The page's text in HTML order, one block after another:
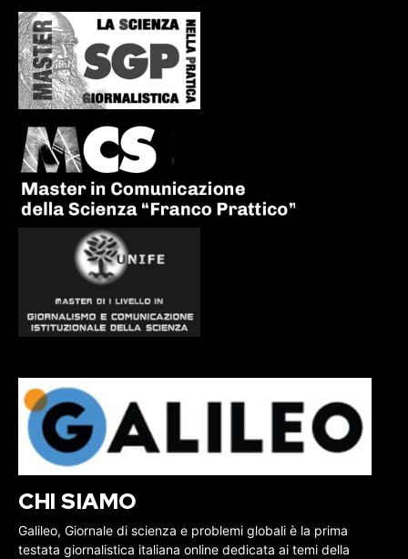
CHI SIAMO
Galileo, Giornale di scienza e problemi globali è la prima
testata giornalistica italiana online dedicata ai temi della